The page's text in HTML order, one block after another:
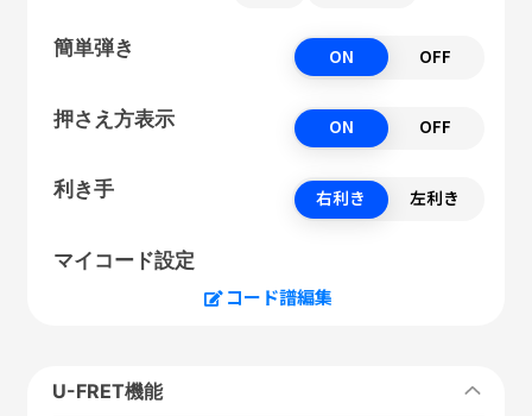
簡単弾き ON OFF
押さえ方表示 ON OFF
利き手 右利き 左利き
マイコード設定
コード譜編集
U-FRET機能